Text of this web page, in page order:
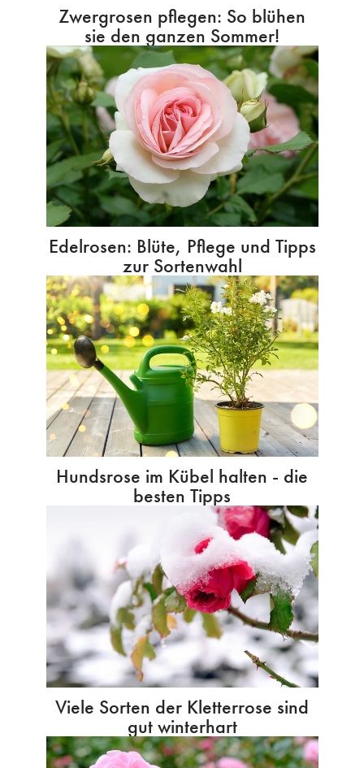
Zwergrosen pflegen: So blühen
sie den ganzen Sommer!
Edelrosen: Blüte, Pflege und Tipps
zur Sortenwahl
Hundsrose im Kübel halten - die
besten Tipps
Viele Sorten der Kletterrose sind
gut winterhart